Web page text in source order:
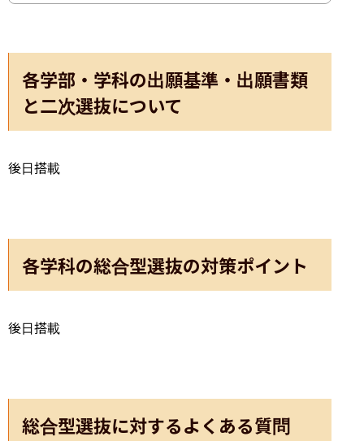
各学部・学科の出願基準・出願書類
と二次選抜について
後日搭載
各学科の総合型選抜の対策ポイント
後日搭載
総合型選抜に対するよくある質問